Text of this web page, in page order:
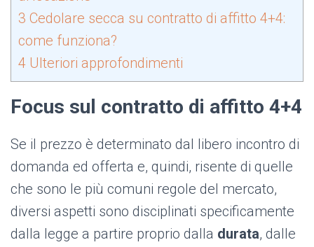
3 Cedolare secca su contratto di affitto 4+4:
come funziona?
4 Ulteriori approfondimenti
Focus sul contratto di affitto 4+4
Se il prezzo è determinato dal libero incontro di
domanda ed offerta e, quindi, risente di quelle
che sono le più comuni regole del mercato,
diversi aspetti sono disciplinati specificamente
dalla legge a partire proprio dalla durata, dalle